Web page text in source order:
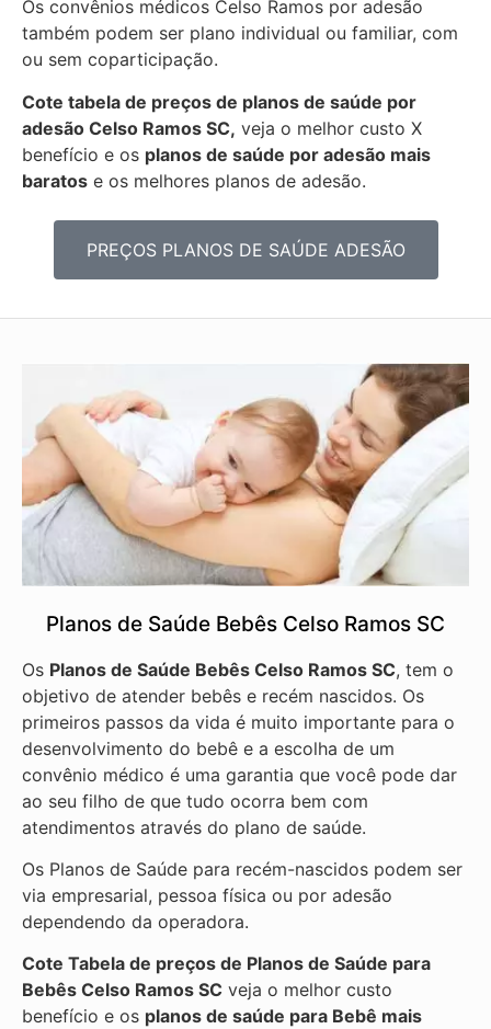
Os convênios médicos Celso Ramos por adesão
também podem ser plano individual ou familiar, com
ou sem coparticipação.
Cote tabela de preços de planos de saúde por
adesão Celso Ramos SC, veja o melhor custo X
benefício e os planos de saúde por adesão mais
baratos e os melhores planos de adesão.
PREÇOS PLANOS DE SAÚDE ADESÃO
Planos de Saúde Bebês Celso Ramos SC
Os Planos de Saúde Bebês Celso Ramos SC, tem o
objetivo de atender bebês e recém nascidos. Os
primeiros passos da vida é muito importante para o
desenvolvimento do bebê e a escolha de um
convênio médico é uma garantia que você pode dar
ao seu filho de que tudo ocorra bem com
atendimentos através do plano de saúde.
Os Planos de Saúde para recém-nascidos podem ser
via empresarial, pessoa física ou por adesão
dependendo da operadora.
Cote Tabela de preços de Planos de Saúde para
Bebês Celso Ramos SC veja o melhor custo
benefício e os planos de saúde para Bebê mais